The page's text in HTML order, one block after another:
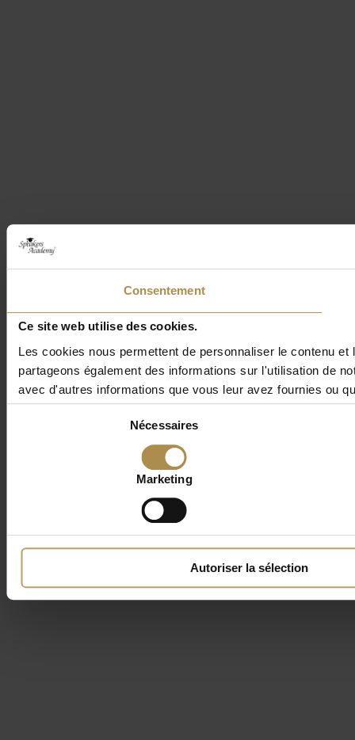
Consentement
Ce site web utilise des cookies.
Les cookies nous permettent de personnaliser le contenu
partageons également des informations sur l'utilisation de
avec d'autres informations que vous leur avez fournies ou
Nécessaires
Marketing
Autoriser la sélection